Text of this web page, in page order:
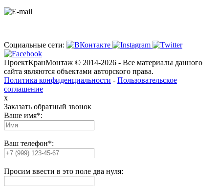
Социальные сети:
ПроектКранМонтаж © 2014-2026 - Все материалы данного
сайта являются объектами авторского права.
Политика конфиденциальности - Пользовательское
соглашение
x
Заказать обратный звонок
Ваше имя*:
Ваш телефон*:
Просим ввести в это поле два нуля: